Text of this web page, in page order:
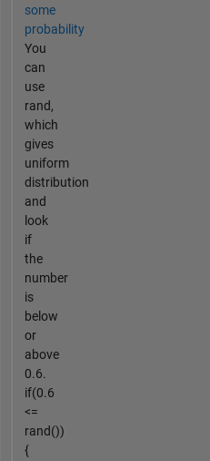
some
probability
You
can
use
rand,
which
gives
uniform
distribution
and
look
if
the
number
is
below
or
above
0.6.
if(0.6
<=
rand())
{